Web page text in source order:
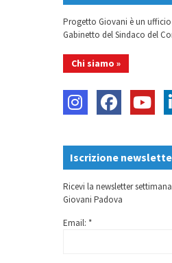
Progetto Giovani è un ufficio
Gabinetto del Sindaco del
Chi siamo »
Iscrizione
Ricevi la newsletter
Giovani Padova
Email: *